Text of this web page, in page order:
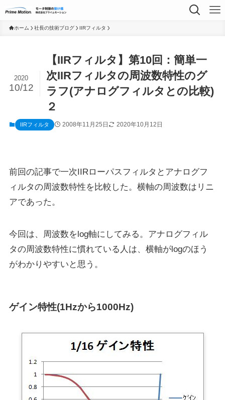
ホーム 社長の技術ブログ IIRフィルタ
【IIRフィルタ】第10回：簡単一
次IIRフィルタの周波数特性のグ
ラフ(アナログフィルタとの比較)
２
2020
10/12
IIRフィルタ 2008年11月25日 2020年10月12日
前回の記事で一次IIRローパスフィルタとアナログフ
ィルタの周波数特性を比較した。横軸の周波数はリニ
アであった。
今回は、周波数をlog軸にしてみる。アナログフィル
タの周波数特性に慣れている人は、横軸がlogのほう
がわかりやすいと思う。
ゲイン特性(1Hzから1000Hz)